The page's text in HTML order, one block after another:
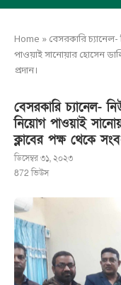
Home » বেসরকারি
পাওয়াই সানোয়ার হোসেন
প্রদান।
বেসরকারি চ্যানেল-
নিয়োগ পাওয়াই
ক্লাবের পক্ষ থেকে
ডিসেম্বর ৩১, ২০২৩
872ভিউস